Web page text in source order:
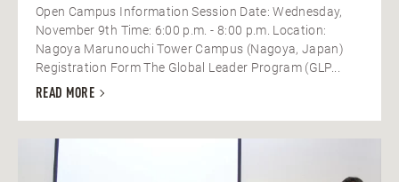
Open Campus Information Session Date: Wednesday,
November 9th Time: 6:00 p.m. - 8:00 p.m. Location:
Nagoya Marunouchi Tower Campus (Nagoya, Japan)
Registration Form The Global Leader Program (GLP...
READ MORE